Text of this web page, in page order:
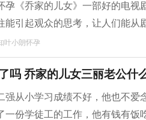
孕《乔家的儿女》一部好的电视
引起观众的思考，让人们能从
叶小朗怀孕
吗 乔家的儿女三丽老公什
强从小学习成绩不好，他也不
份学徒工的工作，他有钱有饭